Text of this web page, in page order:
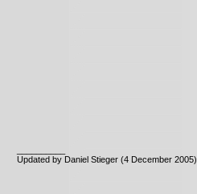
Updated by Daniel Stieger (4 December 2005)